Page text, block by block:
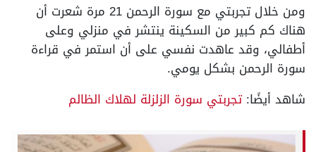
ومن خلال تجربتي مع سورة الرحمن 21 مرة شعرت أن
هناك كم كبير من السكينة ينتشر في منزلي وعلى
أطفالي، وقد عاهدت نفسي على أن استمر في قراءة
سورة الرحمن بشكل يومي.
شاهد أيضًا:تجربتي سورة الزلزلة لهلاك الظالم